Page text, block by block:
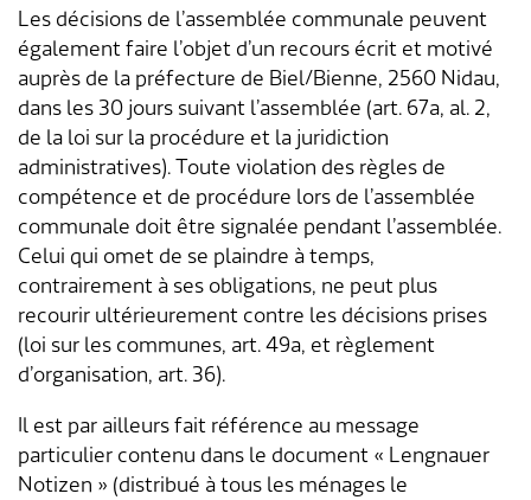
Les décisions de l’assemblée communale peuvent
également faire l’objet d’un recours écrit et motivé
auprès de la préfecture de Biel/Bienne, 2560 Nidau,
dans les 30 jours suivant l’assemblée (art. 67a, al. 2,
de la loi sur la procédure et la juridiction
administratives). Toute violation des règles de
compétence et de procédure lors de l’assemblée
communale doit être signalée pendant l’assemblée.
Celui qui omet de se plaindre à temps,
contrairement à ses obligations, ne peut plus
recourir ultérieurement contre les décisions prises
(loi sur les communes, art. 49a, et règlement
d’organisation, art. 36).
Il est par ailleurs fait référence au message
particulier contenu dans le document « Lengnauer
Notizen » (distribué à tous les ménages le